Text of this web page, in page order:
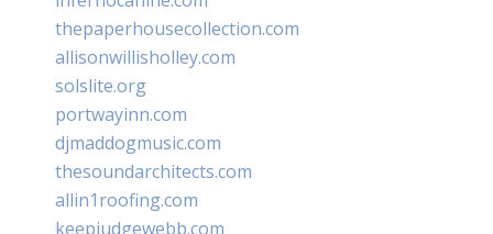
thepaperhousecollection.com
allisonwillisholley.com
solslite.org
portwayinn.com
djmaddogmusic.com
thesoundarchitects.com
allin1roofing.com
keepjudgewebb.com